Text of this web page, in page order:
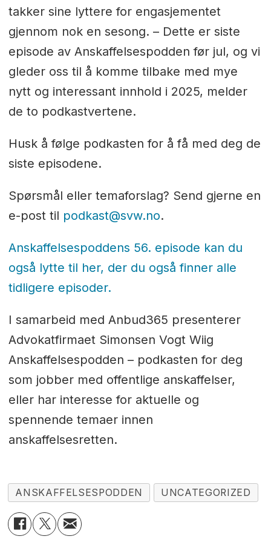
takker sine lyttere for engasjementet
gjennom nok en sesong. – Dette er siste
episode av Anskaffelsespodden før jul, og vi
gleder oss til å komme tilbake med mye
nytt og interessant innhold i 2025, melder
de to podkastvertene.
Husk å følge podkasten for å få med deg de
siste episodene.
Spørsmål eller temaforslag? Send gjerne en
e-post til podkast@svw.no.
Anskaffelsespoddens 56. episode kan du
også lytte til her, der du også finner alle
tidligere episoder.
I samarbeid med Anbud365 presenterer
Advokatfirmaet Simonsen Vogt Wiig
Anskaffelsespodden – podkasten for deg
som jobber med offentlige anskaffelser,
eller har interesse for aktuelle og
spennende temaer innen
anskaffelsesretten.
ANSKAFFELSESPODDEN UNCATEGORIZED